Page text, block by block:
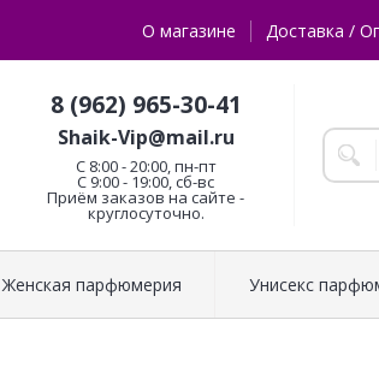
О магазине Доставка /
8 (962) 965-30-41
Shaik-Vip@mail.ru
C 8:00 - 20:00, пн-пт
С 9:00 - 19:00, сб-вс
Приём заказов на сайте -
круглосуточно.
Женская парфюмерия Унисекс